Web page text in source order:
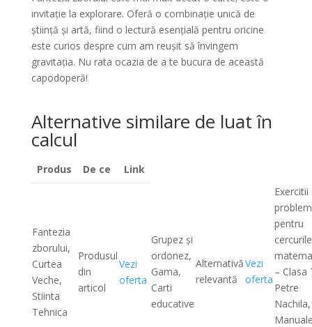
invitație la explorare. Oferă o combinație unică de
știință și artă, fiind o lectură esențială pentru oricine
este curios despre cum am reușit să învingem
gravitația. Nu rata ocazia de a te bucura de această
capodoperă!
Alternative similare de luat în
calcul
Produs De ce Link
Fantezia
zborului,
Curtea
Veche,
Stiinta
Tehnica
Produsul
din
articol
Vezi
oferta
Grupez și
ordonez,
Gama,
Carti
educative
Alternativă
relevantă
Vezi
oferta
Exercitii
pentru
– Clasa
Petre
Nachila,